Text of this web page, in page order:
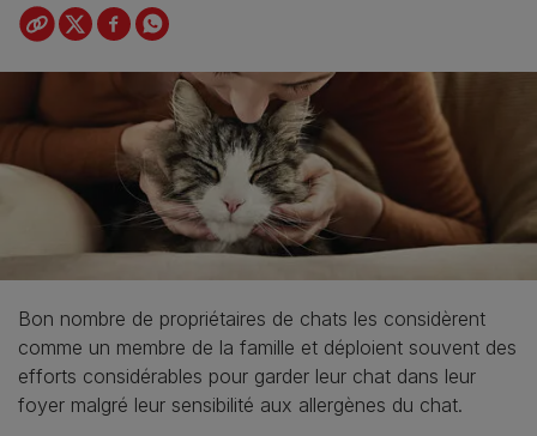
Bon nombre de propriétaires de chats les considèrent
comme un membre de la famille et déploient souvent des
efforts considérables pour garder leur chat dans leur
foyer malgré leur sensibilité aux allergènes du chat.